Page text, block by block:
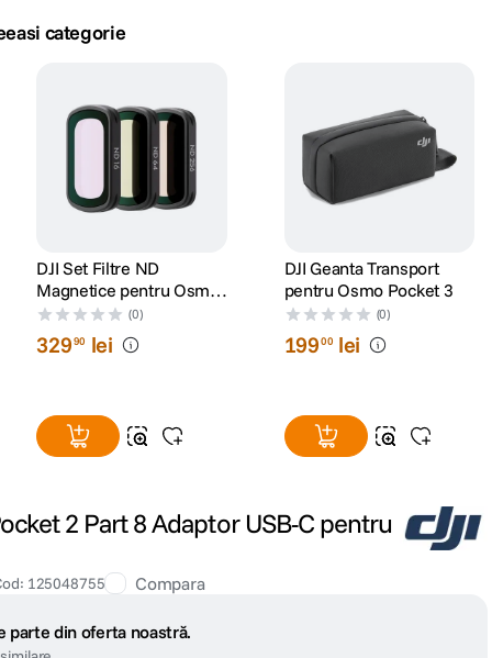
categorie
DJI Set Filtre ND
Magnetice pentru Osmo
Pocket 3
(0)
32990 lei
DJI Geanta Transport
pentru Osmo Pocket 3
(0)
19900 lei
2 Part 8 Adaptor USB-C pentru
: 125048755 Compara
parte din oferta noastră.